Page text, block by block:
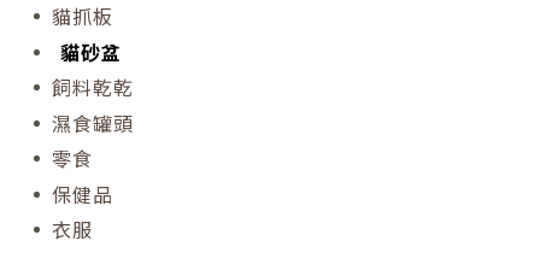
貓抓板
貓砂盆
飼料乾乾
濕食罐頭
零食
保健品
衣服